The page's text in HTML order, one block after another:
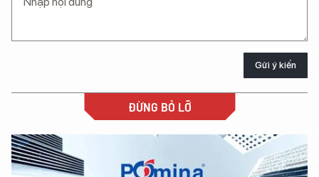
Gửi ý kiến
ĐỪNG BỎ LỠ